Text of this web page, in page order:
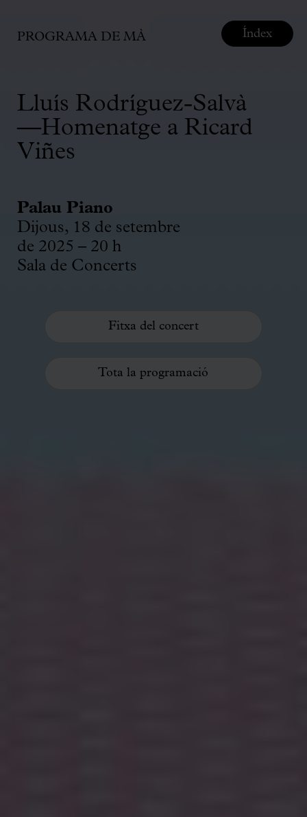
PROGRAMA DE MÀ
Lluís Rodríguez-Salvà
—Homenatge a Ricard
Viñes
Palau Piano
Dijous, 18 de setembre
de 2025 – 20 h
Sala de Concerts
Fitxa del concert
Tota la programació
Índex